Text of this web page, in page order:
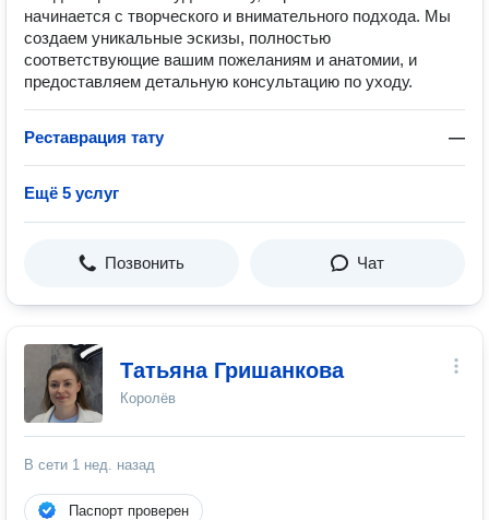
начинается с творческого и внимательного подхода. Мы
создаем уникальные эскизы, полностью
соответствующие вашим пожеланиям и анатомии, и
предоставляем детальную консультацию по уходу.
Реставрация тату —
Ещё 5 услуг
Позвонить Чат
Татьяна Гришанкова
Королёв
В сети 1 нед. назад
Паспорт проверен